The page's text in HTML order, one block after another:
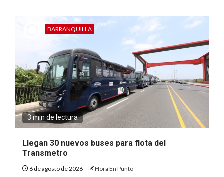
BARRANQUILLA
3 min de lectura
Llegan 30 nuevos buses para flota del
Transmetro
6 de agosto de 2026 Hora En Punto